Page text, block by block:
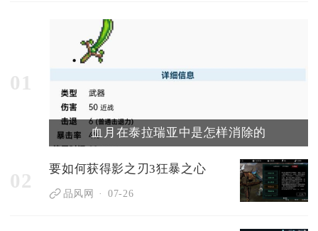
01
血月在泰拉瑞亚中是怎样消除的
02 要如何获得影之刃3狂暴之心
品风网 07-26